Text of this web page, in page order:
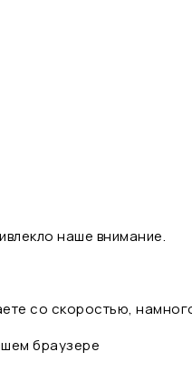
наше внимание.
со скоростью,
браузере